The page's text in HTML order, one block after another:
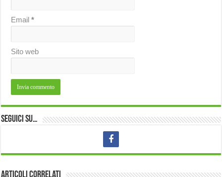
Email*
Sito web
Seguici su…